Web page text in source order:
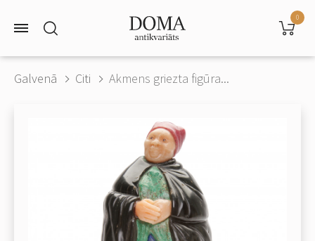
0
Galvenā Citi Akmens griezta figūra...